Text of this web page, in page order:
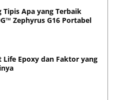
Tipis Apa yang Terbaik
Zephyrus G16 Portabel
Life Epoxy dan Faktor yang